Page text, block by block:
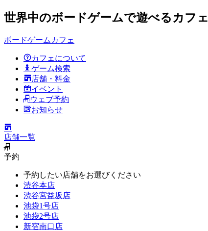
世界中のボードゲームで遊べるカフェ
ボードゲームカフェ
カフェについて
ゲーム検索
店舗・料金
イベント
ウェブ予約
お知らせ
店舗一覧
予約
予約したい店舗をお選びください
渋谷本店
渋谷宮益坂店
池袋1号店
池袋2号店
新宿南口店